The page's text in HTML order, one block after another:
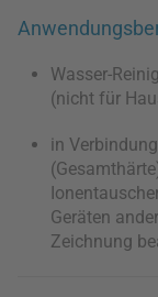
Wasser-
(nicht für
in
Geräten
Zeichnung